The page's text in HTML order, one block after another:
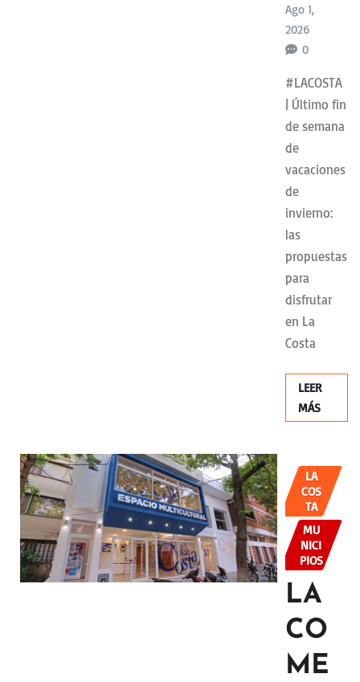
Ago 1,
2026
0
#LACOSTA
| Último fin
de semana
de
vacaciones
de
invierno:
las
propuestas
para
disfrutar
en La
Costa
LEER
MÁS
LA
COS
TA
MU
NICI
PIOS
LA
CO
ME